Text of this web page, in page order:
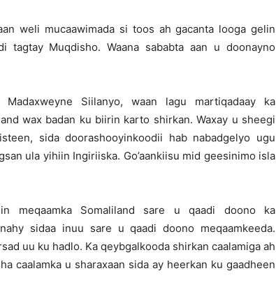
weli mucaawimada si toos ah gacanta looga gelin
tagtay Muqdisho. Waana sababta aan u doonayno
Siilanyo, waan lagu martiqadaay ka
wax badan ku biirin karto shirkan. Waxay u sheegi
sida doorashooyinkoodii hab nabadgelyo ugu
ula yihiin Ingiriiska. Go’aankiisu mid geesinimo isla
meqaamka Somaliland sare u qaadi doono ka
sidaa inuu sare u qaadi doono meqaamkeeda.
uu ku hadlo. Ka qeybgalkooda shirkan caalamiga ah
caalamka u sharaxaan sida ay heerkan ku gaadheen